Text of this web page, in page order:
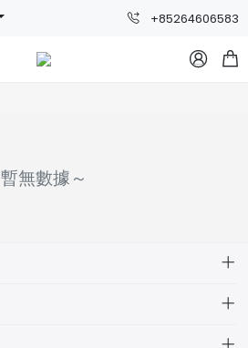
+85264606583
 
暫無數據～